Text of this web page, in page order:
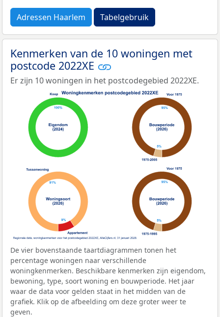
Adressen Haarlem Tabelgebruik
Kenmerken van de 10 woningen met
postcode 2022XE
Er zijn 10 woningen in het postcodegebied 2022XE.
De vier bovenstaande taartdiagrammen tonen het
percentage woningen naar verschillende
woningkenmerken. Beschikbare kenmerken zijn eigendom,
bewoning, type, soort woning en bouwperiode. Het jaar
waar de data voor gelden staat in het midden van de
grafiek. Klik op de afbeelding om deze groter weer te
geven.